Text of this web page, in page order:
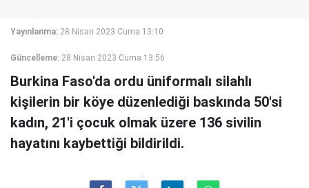
Yayınlanma: 28 Nisan 2023 Cuma 13:10
Güncelleme: 28 Nisan 2023 Cuma 13:56
Burkina Faso'da ordu üniformalı silahlı
kişilerin bir köye düzenlediği baskında 50'si
kadın, 21'i çocuk olmak üzere 136 sivilin
hayatını kaybettiği bildirildi.